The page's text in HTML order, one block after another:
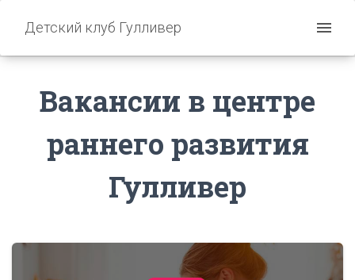
Детский клуб Гулливер
Вакансии в центре
раннего развития
Гулливер